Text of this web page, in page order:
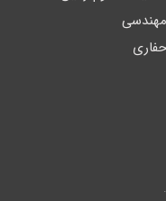
مهندسی